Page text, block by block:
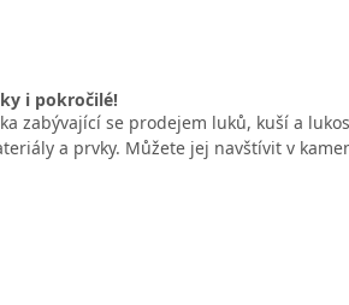
i pokročilé!
zabývající se prodejem luků, kuší a
a prvky. Můžete jej navštívit v